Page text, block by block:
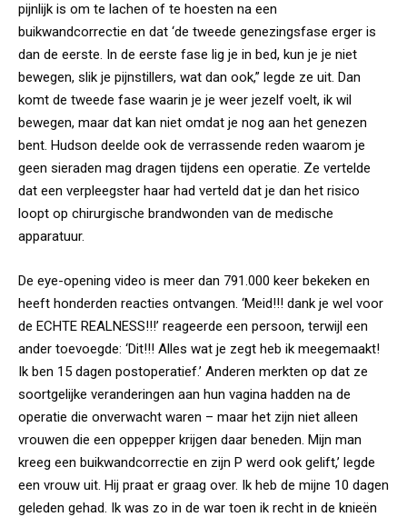
pijnlijk is om te lachen of te hoesten na een
buikwandcorrectie en dat ‘de tweede genezingsfase erger is
dan de eerste. In de eerste fase lig je in bed, kun je je niet
bewegen, slik je pijnstillers, wat dan ook,” legde ze uit. Dan
komt de tweede fase waarin je je weer jezelf voelt, ik wil
bewegen, maar dat kan niet omdat je nog aan het genezen
bent. Hudson deelde ook de verrassende reden waarom je
geen sieraden mag dragen tijdens een operatie. Ze vertelde
dat een verpleegster haar had verteld dat je dan het risico
loopt op chirurgische brandwonden van de medische
apparatuur.
De eye-opening video is meer dan 791.000 keer bekeken en
heeft honderden reacties ontvangen. ‘Meid!!! dank je wel voor
de ECHTE REALNESS!!!’ reageerde een persoon, terwijl een
ander toevoegde: ‘Dit!!! Alles wat je zegt heb ik meegemaakt!
Ik ben 15 dagen postoperatief.’ Anderen merkten op dat ze
soortgelijke veranderingen aan hun vagina hadden na de
operatie die onverwacht waren – maar het zijn niet alleen
vrouwen die een oppepper krijgen daar beneden. Mijn man
kreeg een buikwandcorrectie en zijn P werd ook gelift,’ legde
een vrouw uit. Hij praat er graag over. Ik heb de mijne 10 dagen
geleden gehad. Ik was zo in de war toen ik recht in de knieën